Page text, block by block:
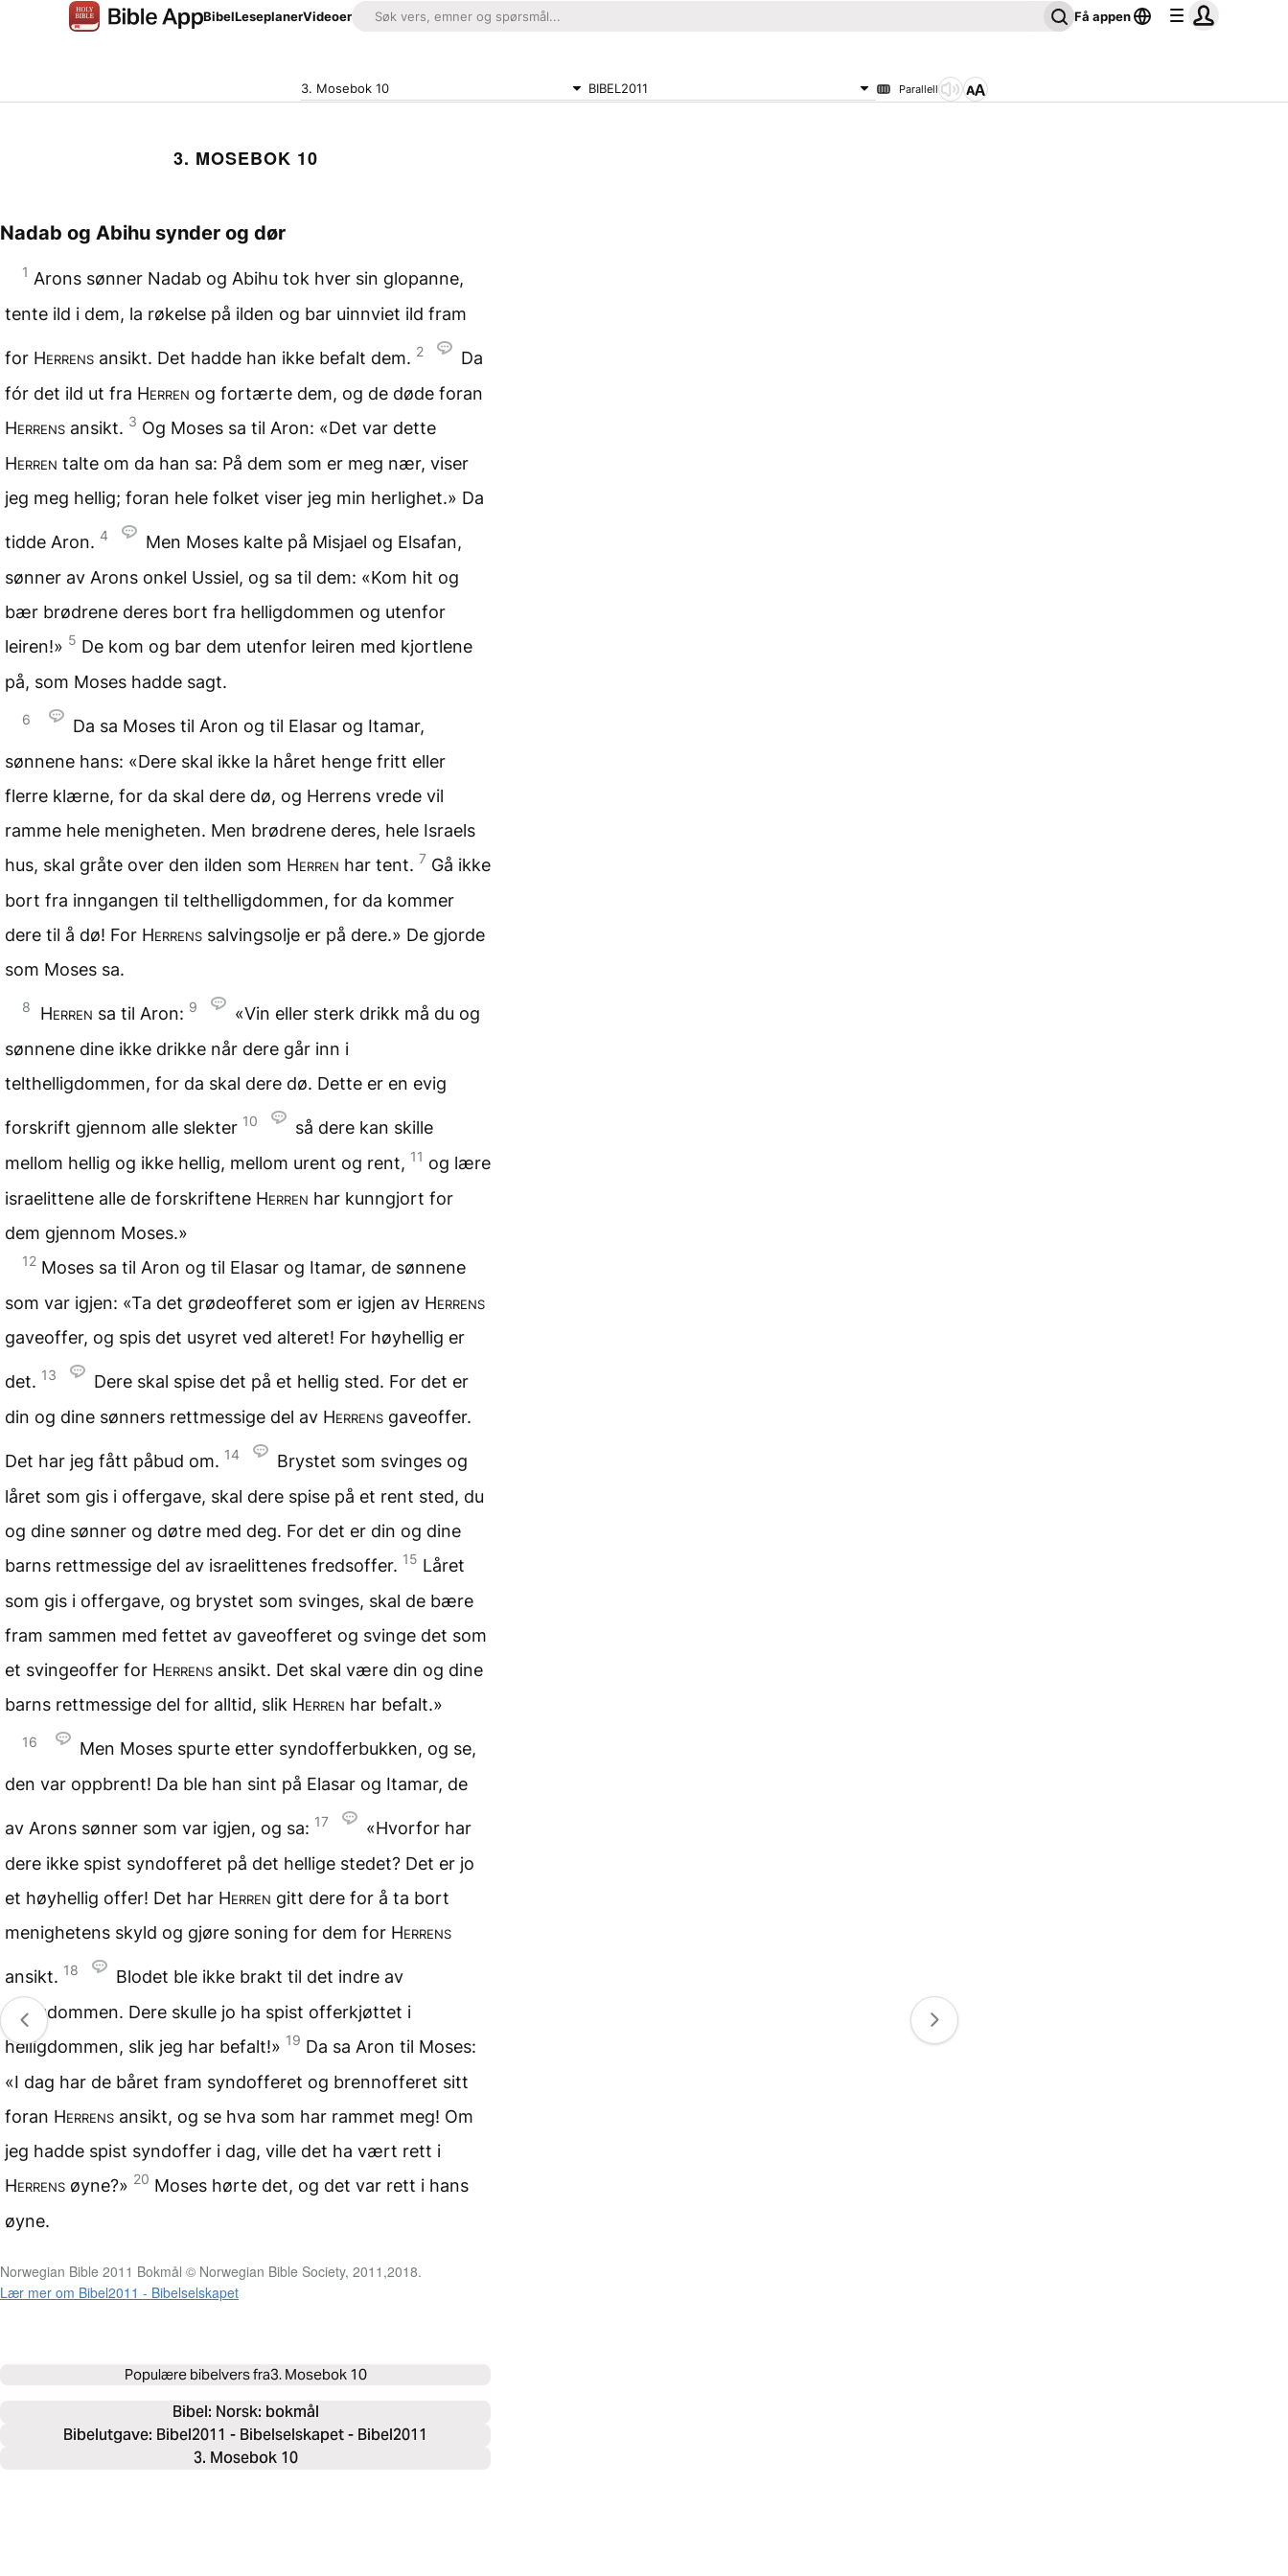
BibelLeseplanerVideoer Få appen
3. Mosebok 10 BIBEL2011 Parallell
3. MOSEBOK 10
Nadab og Abihu synder og dør
1 Arons sønner Nadab og Abihu tok hver sin glopanne,
tente ild i dem, la røkelse på ilden og bar uinnviet ild fram
for Herrens ansikt. Det hadde han ikke befalt dem. 2
Da
fór det ild ut fra Herren og fortærte dem, og de døde foran
Herrens ansikt. 3 Og Moses sa til Aron: «Det var dette
Herren talte om da han sa: På dem som er meg nær, viser
jeg meg hellig; foran hele folket viser jeg min herlighet.» Da
tidde Aron. 4
Men Moses kalte på Misjael og Elsafan,
sønner av Arons onkel Ussiel, og sa til dem: «Kom hit og
bær brødrene deres bort fra helligdommen og utenfor
leiren!» 5 De kom og bar dem utenfor leiren med kjortlene
på, som Moses hadde sagt.
6
Da sa Moses til Aron og til Elasar og Itamar,
sønnene hans: «Dere skal ikke la håret henge fritt eller
flerre klærne, for da skal dere dø, og Herrens vrede vil
ramme hele menigheten. Men brødrene deres, hele Israels
hus, skal gråte over den ilden som Herren har tent. 7 Gå ikke
bort fra inngangen til telthelligdommen, for da kommer
dere til å dø! For Herrens salvingsolje er på dere.» De gjorde
som Moses sa.
8 Herren sa til Aron: 9
«Vin eller sterk drikk må du og
sønnene dine ikke drikke når dere går inn i
telthelligdommen, for da skal dere dø. Dette er en evig
forskrift gjennom alle slekter 10
så dere kan skille
mellom hellig og ikke hellig, mellom urent og rent, 11 og lære
israelittene alle de forskriftene Herren har kunngjort for
dem gjennom Moses.»
12 Moses sa til Aron og til Elasar og Itamar, de sønnene
som var igjen: «Ta det grødeofferet som er igjen av Herrens
gaveoffer, og spis det usyret ved alteret! For høyhellig er
det. 13
Dere skal spise det på et hellig sted. For det er
din og dine sønners rettmessige del av Herrens gaveoffer.
Det har jeg fått påbud om. 14
Brystet som svinges og
låret som gis i offergave, skal dere spise på et rent sted, du
og dine sønner og døtre med deg. For det er din og dine
barns rettmessige del av israelittenes fredsoffer. 15 Låret
som gis i offergave, og brystet som svinges, skal de bære
fram sammen med fettet av gaveofferet og svinge det som
et svingeoffer for Herrens ansikt. Det skal være din og dine
barns rettmessige del for alltid, slik Herren har befalt.»
16
Men Moses spurte etter syndofferbukken, og se,
den var oppbrent! Da ble han sint på Elasar og Itamar, de
av Arons sønner som var igjen, og sa: 17
«Hvorfor har
dere ikke spist syndofferet på det hellige stedet? Det er jo
et høyhellig offer! Det har Herren gitt dere for å ta bort
menighetens skyld og gjøre soning for dem for Herrens
ansikt. 18
Blodet ble ikke brakt til det indre av
helligdommen. Dere skulle jo ha spist offerkjøttet i
helligdommen, slik jeg har befalt!» 19 Da sa Aron til Moses:
«I dag har de båret fram syndofferet og brennofferet sitt
foran Herrens ansikt, og se hva som har rammet meg! Om
jeg hadde spist syndoffer i dag, ville det ha vært rett i
Herrens øyne?» 20 Moses hørte det, og det var rett i hans
øyne.
Norwegian Bible 2011 Bokmål © Norwegian Bible Society, 2011,2018.
Lær mer om Bibel2011 - Bibelselskapet
Populære bibelvers fra3. Mosebok 10
Bibel: Norsk: bokmål
Bibelutgave: Bibel2011 - Bibelselskapet - Bibel2011
3. Mosebok 10